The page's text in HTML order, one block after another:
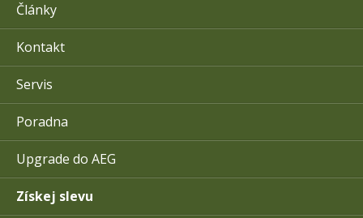
Články
Kontakt
Servis
Poradna
Upgrade do AEG
Získej slevu